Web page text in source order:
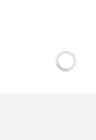
pinturas impresionistas